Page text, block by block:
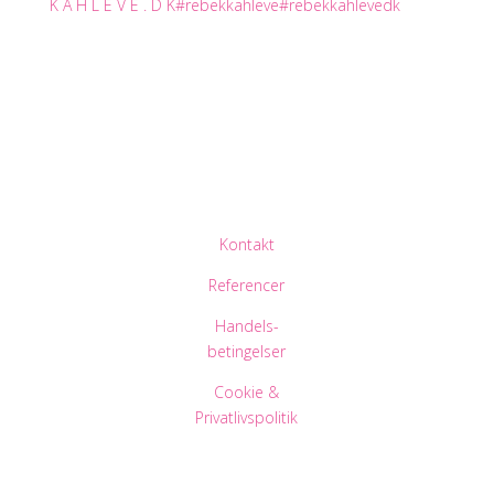
Kontakt
Referencer
Handels-
betingelser
Cookie &
Privatlivspolitik